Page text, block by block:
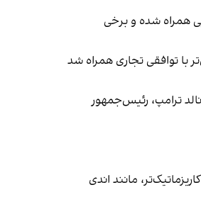
همراه شده و برخی
با توافقی تجاری همراه شد
ترامپ، رئیس‌جمهور
مانند اندی